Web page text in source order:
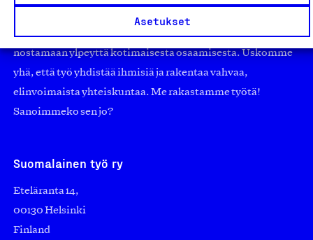
Asetukset
edistämään suomalaista työtä ja teollisuutta sekä
nostamaan ylpeyttä kotimaisesta osaamisesta. Uskomme
yhä, että työ yhdistää ihmisiä ja rakentaa vahvaa,
elinvoimaista yhteiskuntaa. Me rakastamme työtä!
Sanoimmeko sen jo?
Suomalainen työ ry
Eteläranta 14,
00130 Helsinki
Finland